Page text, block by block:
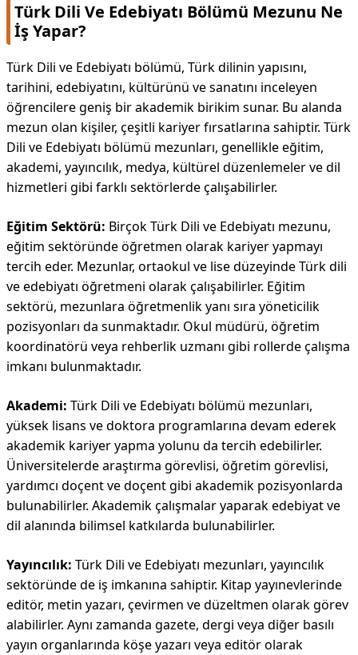
Türk Dili Ve Edebiyatı Bölümü Mezunu Ne
İş Yapar?
Türk Dili ve Edebiyatı bölümü, Türk dilinin yapısını,
tarihini, edebiyatını, kültürünü ve sanatını inceleyen
öğrencilere geniş bir akademik birikim sunar. Bu alanda
mezun olan kişiler, çeşitli kariyer fırsatlarına sahiptir. Türk
Dili ve Edebiyatı bölümü mezunları, genellikle eğitim,
akademi, yayıncılık, medya, kültürel düzenlemeler ve dil
hizmetleri gibi farklı sektörlerde çalışabilirler.
Eğitim Sektörü: Birçok Türk Dili ve Edebiyatı mezunu,
eğitim sektöründe öğretmen olarak kariyer yapmayı
tercih eder. Mezunlar, ortaokul ve lise düzeyinde Türk dili
ve edebiyatı öğretmeni olarak çalışabilirler. Eğitim
sektörü, mezunlara öğretmenlik yanı sıra yöneticilik
pozisyonları da sunmaktadır. Okul müdürü, öğretim
koordinatörü veya rehberlik uzmanı gibi rollerde çalışma
imkanı bulunmaktadır.
Akademi: Türk Dili ve Edebiyatı bölümü mezunları,
yüksek lisans ve doktora programlarına devam ederek
akademik kariyer yapma yolunu da tercih edebilirler.
Üniversitelerde araştırma görevlisi, öğretim görevlisi,
yardımcı doçent ve doçent gibi akademik pozisyonlarda
bulunabilirler. Akademik çalışmalar yaparak edebiyat ve
dil alanında bilimsel katkılarda bulunabilirler.
Yayıncılık: Türk Dili ve Edebiyatı mezunları, yayıncılık
sektöründe de iş imkanına sahiptir. Kitap yayınevlerinde
editör, metin yazarı, çevirmen ve düzeltmen olarak görev
alabilirler. Aynı zamanda gazete, dergi veya diğer basılı
yayın organlarında köşe yazarı veya editör olarak